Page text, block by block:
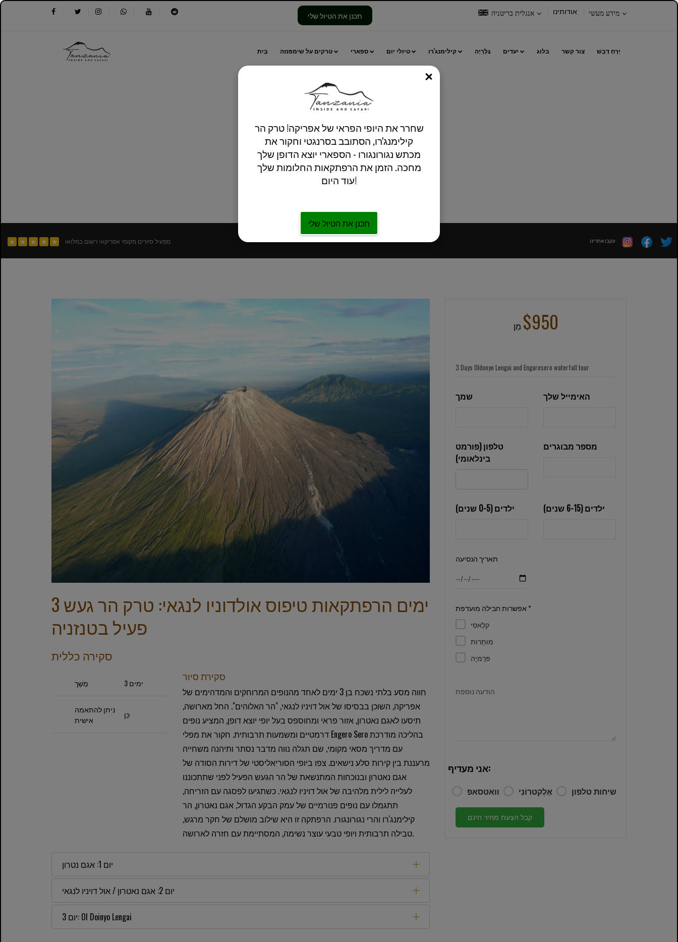
תכנן את הטיול שלי
בחר אנגלית בריטניה אודותינו
בחר
מידע מעשי
בַּיִת טרקים על שימפנזה ספארי טיולי יום קילימנג'רו גָלֶרֵיָה יעדים בלוג צור קשר יָרֵחַ דְבַשׁ
בטנזניה
מפעיל סיורים מקומי אפריקאי רשום במלואו
3 ימים הרפתקאות טיפוס אולדוניו לנגאי: טרק הר געש
פעיל בטנזניה
סקירה כללית
מֶשֶׁך 3 ימים
ניתן להתאמה
אישית
כֵּן
סקירת סיור
חווה מסע בלתי נשכח בן 3 ימים לאחד מהנופים המרוחקים והמדהימים של
אפריקה, השוכן בבסיסו של אול דויניו לנגאי, "הר האלוהים". החל מארושה,
תיסעו לאגם נאטרון, אזור פראי ומחוספס בעל יופי יוצא דופן, המציע נופים
דרמטיים ומשמעות תרבותית. חקור את מפלי Engero Sero בהליכה מודרכת
עם מדריך מסאי מקומי, שם תגלה נווה מדבר נסתר ותיהנה משחייה
מרעננת בין קירות סלע נישאים. צפו ביופי הסוריאליסטי של דירות הסודה של
אגם נאטרון ובנוכחות המתנשאת של הר הגעש הפעיל לפני שתתכוננו
לעלייה לילית מלהיבה של אול דויניו לנגאי. כשתגיעו לפסגה עם הזריחה,
תתגמלו עם נופים פנורמיים של עמק הבקע הגדול, אגם נאטרון, הר
קילימנג'רו והרי נגורונגורו. הרפתקה זו היא שילוב מושלם של חקר מרגש,
טבילה תרבותית ויופי טבעי עוצר נשימה, המסתיימת עם חזרה לארושה.
יום 1: אגם נטרון
יום 2: אגם נאטרון / אול דויניו לנגאי
יום 3: Ol Doinyo Lengai
מִן $950
שמך האימייל שלך
טלפון (פורמט
בינלאומי)
מספר מבוגרים
ילדים (0-5 שנים) ילדים (6-15 שנים)
תאריך הנסיעה
אפשרות חבילה מועדפת *
קלַאסִי
מוּתָרוּת
פּרֶמיָה
הודעה נוספת
אני מעדיף:
וואטסאפ אֶלֶקטרוֹנִי שיחות טלפון
קבל הצעת מחיר חינם
שחרר את היופי הפראי של אפריקה! טרק הר
קילימנג'רו, הסתובב בסרנגטי וחקור את
מכתש נגורונגורו - הספארי יוצא הדופן שלך
מחכה. הזמן את הרפתקאות החלומות שלך
עוד היום!
תכנן את הטיול שלי
לִסְגוֹר